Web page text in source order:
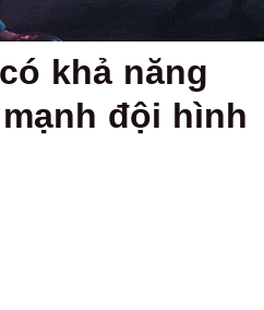
khả năng
đội hình